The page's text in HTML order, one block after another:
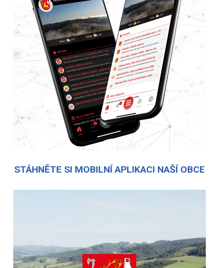
STÁHNĚTE SI MOBILNÍ APLIKACI NAŠÍ OBCE